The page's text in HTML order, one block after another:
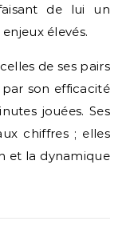
de lui un
élevés.
de ses pairs
son efficacité
jouées. Ses
chiffres ; elles
et la dynamique